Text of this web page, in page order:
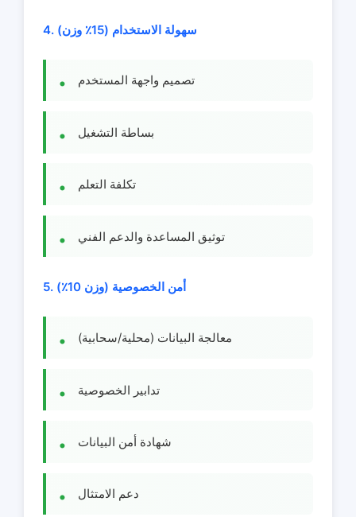
4. سهولة الاستخدام (15٪ وزن)
تصميم واجهة المستخدم
بساطة التشغيل
تكلفة التعلم
توثيق المساعدة والدعم الفني
5. أمن الخصوصية (وزن 10٪)
معالجة البيانات (محلية/سحابية)
تدابير الخصوصية
شهادة أمن البيانات
دعم الامتثال